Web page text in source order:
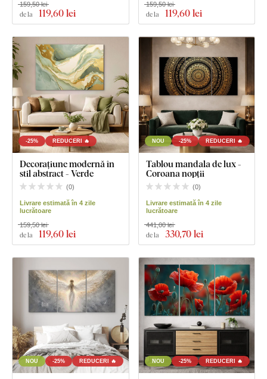
de la 119,60 lei
159,50 lei
de la 119,60 lei
159,50 lei
-25% REDUCERI 🔥
Decorațiune modernă în
stil abstract - Verde
(0)
Livrare estimată în 4 zile
lucrătoare
de la 119,60 lei
159,50 lei
NOU -25% REDUCERI 🔥
Tablou mandala de lux -
Coroana nopții
(0)
Livrare estimată în 4 zile
lucrătoare
de la 330,70 lei
441,00 lei
NOU -25% REDUCERI 🔥 NOU -25% REDUCERI 🔥